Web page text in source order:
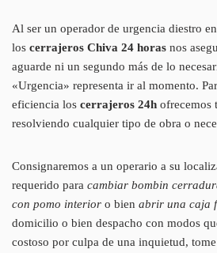
Al ser un operador de urgencia diestro
los cerrajeros Chiva 24 horas nos
aguarde ni un segundo más de lo
«Urgencia» representa ir al momento.
eficiencia los cerrajeros 24h ofrecemos
resolviendo cualquier tipo de obra o
Consignaremos a un operario a su
requerido para cambiar bombin
con pomo interior o bien abrir una caja
domicilio o bien despacho con modos
costoso por culpa de una inquietud,